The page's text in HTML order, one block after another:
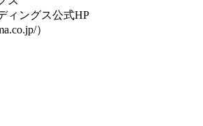
ィングス公式HP
）